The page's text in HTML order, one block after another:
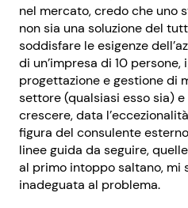
nel mercato, credo che uno
non sia una soluzione del
soddisfare le esigenze
di un’impresa di 10
progettazione e gestione di
settore (qualsiasi esso sia) e
crescere, data
figura del consulente
linee guida da seguire,
al primo intoppo saltano, mi
inadeguata al problema.